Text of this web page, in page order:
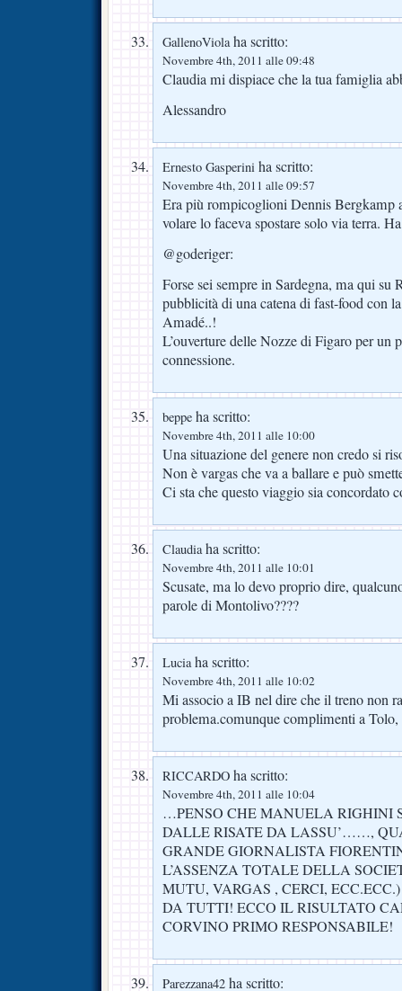
GallenoViolaha scritto:
Novembre 4th, 2011 alle 09:48
Claudia mi dispiace che la tua famiglia
Alessandro
Ernesto Gasperini ha scritto:
Novembre 4th, 2011 alle 09:57
Era più rompicoglioni Dennis Bergkamp
volare lo faceva spostare solo via terra.
@goderiger:
Forse sei sempre in Sardegna, ma qui su
pubblicità di una catena di fast-food con
Amadé..!
L’ouverture delle Nozze di Figaro per un
connessione.
beppe ha scritto:
Novembre 4th, 2011 alle 10:00
Una situazione del genere non credo si
Non è vargas che va a ballare e può
Ci sta che questo viaggio sia concordato
Claudiaha scritto:
Novembre 4th, 2011 alle 10:01
Scusate, ma lo devo proprio dire,
parole di Montolivo????
Luciaha scritto:
Novembre 4th, 2011 alle 10:02
Mi associo a IB nel dire che il treno non
problema.comunque complimenti a
RICCARDO ha scritto:
Novembre 4th, 2011 alle 10:04
…PENSO CHE MANUELA RIGHINI
DALLE RISATE DA LASSU’……,
GRANDE GIORNALISTA
L’ASSENZA TOTALE DELLA
MUTU, VARGAS , CERCI,
DA TUTTI! ECCO IL RISULTATO
CORVINO PRIMO RESPONSABILE!
Parezzana42 ha scritto: